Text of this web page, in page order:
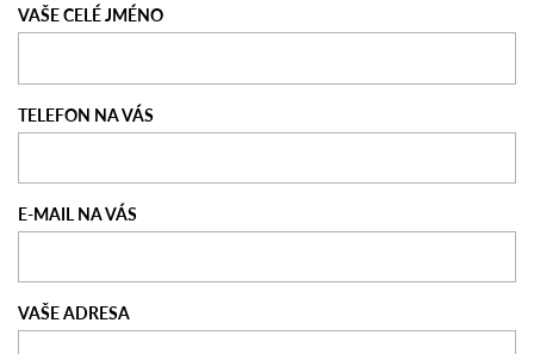
VAŠE CELÉ JMÉNO
TELEFON NA VÁS
E-MAIL NA VÁS
VAŠE ADRESA